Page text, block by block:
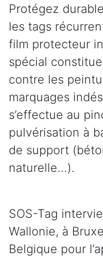
Protégez
les tags
film protecteur
spécial
contre les
marquages
s’effectue au
pulvérisation à
de support
naturelle…).
SOS-Tag
Wallonie, à
Belgique pour